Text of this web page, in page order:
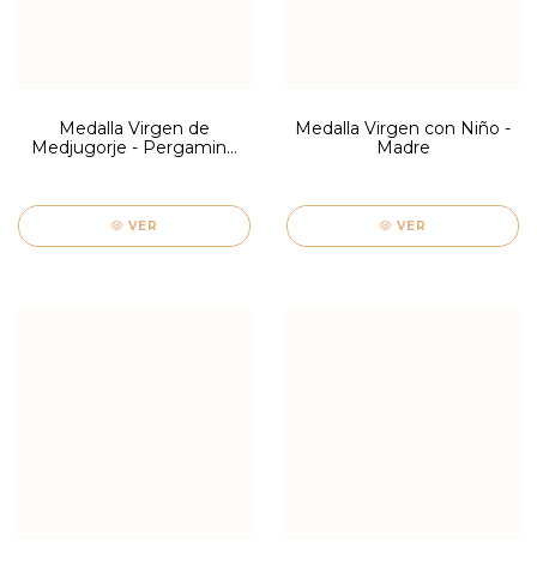
Medalla Virgen de
Medjugorje - Pergamino
VER
Medalla Virgen con Niño -
Madre
VER